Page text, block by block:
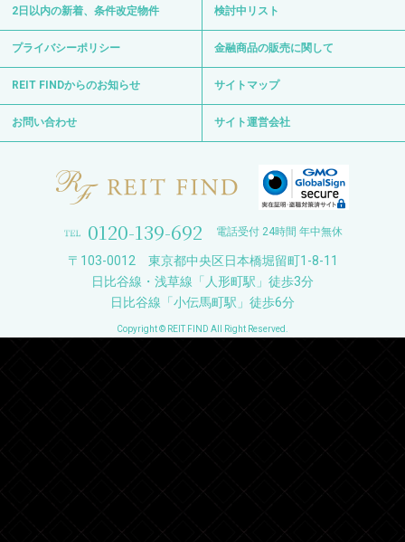
2日以内の新着、条件改定物件 検討中リスト
プライバシーポリシー 金融商品の販売に関して
REIT FINDからのお知らせ サイトマップ
お問い合わせ サイト運営会社
0120-139-692 電話受付 24時間 年中無休
〒103-0012 東京都中央区日本橋堀留町1-8-11
日比谷線・浅草線「人形町駅」徒歩3分
日比谷線「小伝馬町駅」徒歩6分
Copyright © REIT FIND All Right Reserved.